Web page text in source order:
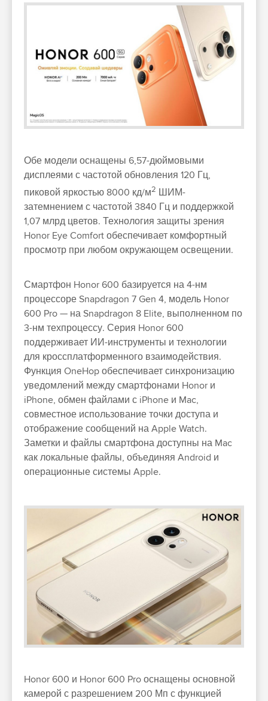
Обе модели оснащены 6,57-дюймовыми
дисплеями с частотой обновления 120 Гц,
пиковой яркостью 8000 кд/м2 ШИМ-
затемнением с частотой 3840 Гц и поддержкой
1,07 млрд цветов. Технология защиты зрения
Honor Eye Comfort обеспечивает комфортный
просмотр при любом окружающем освещении.
Смартфон Honor 600 базируется на 4-нм
процессоре Snapdragon 7 Gen 4, модель Honor
600 Pro — на Snapdragon 8 Elite, выполненном по
3-нм техпроцессу. Серия Honor 600
поддерживает ИИ-инструменты и технологии
для кроссплатформенного взаимодействия.
Функция OneHop обеспечивает синхронизацию
уведомлений между смартфонами Honor и
iPhone, обмен файлами с iPhone и Mac,
совместное использование точки доступа и
отображение сообщений на Apple Watch.
Заметки и файлы смартфона доступны на Mac
как локальные файлы, объединяя Android и
операционные системы Apple.
Honor 600 и Honor 600 Pro оснащены основной
камерой с разрешением 200 Мп с функцией